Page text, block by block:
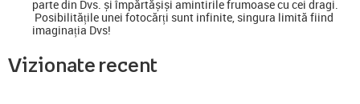
parte din Dvs. și împărtășiși amintirile frumoase cu cei dragi.
Posibilitățile unei fotocărți sunt infinite, singura limită fiind
imaginația Dvs!
Vizionate recent